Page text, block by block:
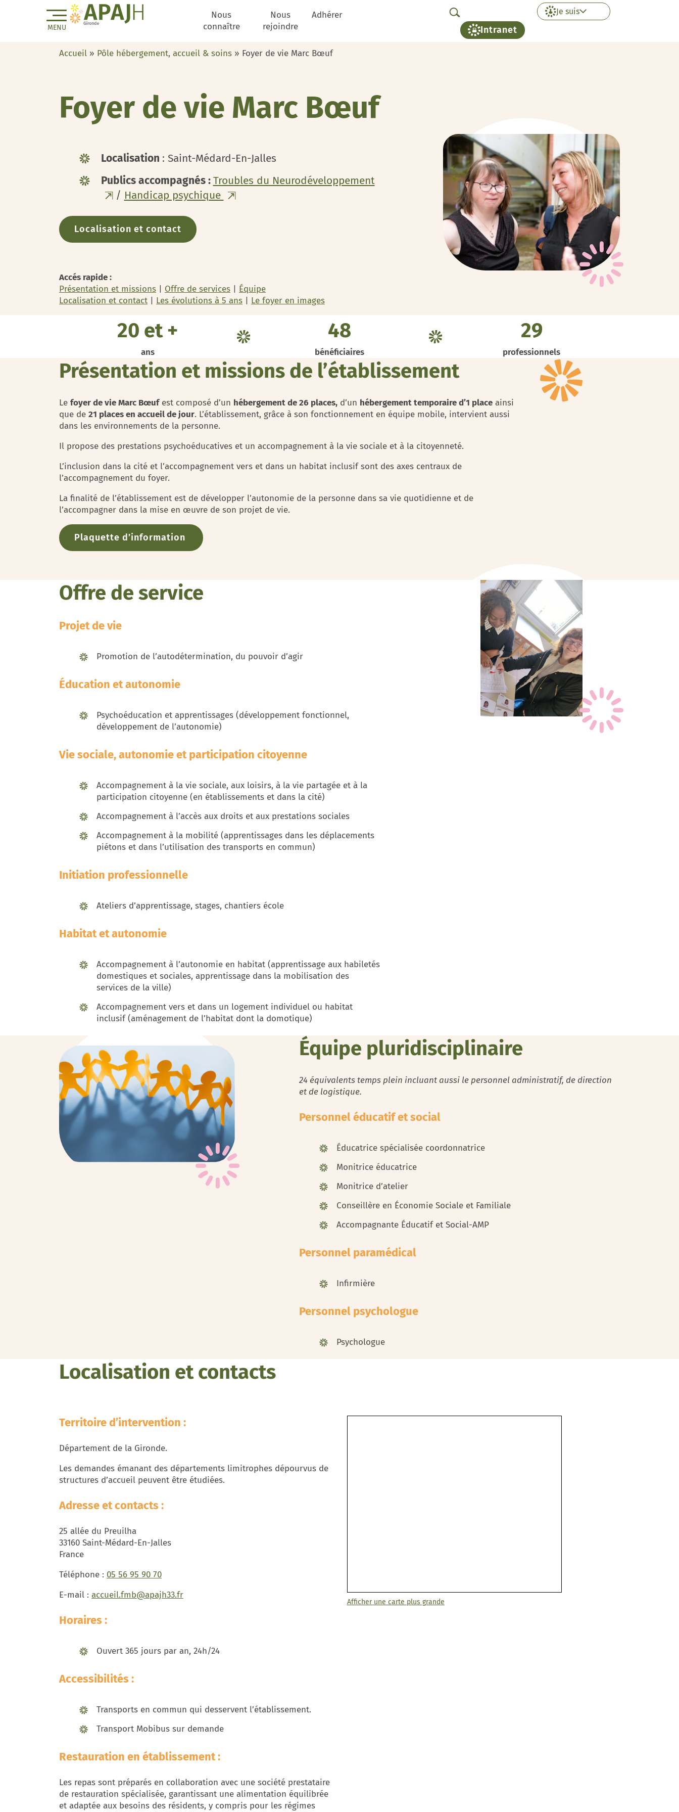
MENU
Nous
connaître
Nous
rejoindre
Adhérer Je suis
Intranet
Accueil » Pôle hébergement, accueil & soins » Foyer de vie Marc Bœuf
Foyer de vie Marc Bœuf
Localisation : Saint-Médard-En-Jalles
Publics accompagnés :Troubles du Neurodéveloppement
/ Handicap psychique
Localisation et contact
Accés rapide :
Présentation et missions
Offre de services
Équipe
Localisation et contact
Les évolutions à 5 ans Le foyer en images
20 et +
ans
48
bénéficiaires
29
professionnels
Présentation et missions de l’établissement
Le foyer de vie Marc Bœufest composé d’un hébergement de 26 places, d’un hébergement temporaire d’1 place ainsi
que de 21 places en accueil de jour. L’établissement, grâce à son fonctionnement en équipe mobile, intervient aussi
dans les environnements de la personne.
Il propose des prestations psychoéducatives et un accompagnement à la vie sociale et à la citoyenneté.
L’inclusion dans la cité et l’accompagnement vers et dans un habitat inclusif sont des axes centraux de
l’accompagnement du foyer.
La finalité de l’établissement est de développer l’autonomie de la personne dans sa vie quotidienne et de
l’accompagner dans la mise en œuvre de son projet de vie.
Plaquette d’information
Offre de service
Projet de vie
Promotion de l’autodétermination, du pouvoir d’agir
Éducation et autonomie
Psychoéducation et apprentissages (développement fonctionnel,
développement de l’autonomie)
Vie sociale, autonomie et participation citoyenne
Accompagnement à la vie sociale, aux loisirs, à la vie partagée et à la
participation citoyenne (en établissements et dans la cité)
Accompagnement à l’accès aux droits et aux prestations sociales
Accompagnement à la mobilité (apprentissages dans les déplacements
piétons et dans l’utilisation des transports en commun)
Initiation professionnelle
Ateliers d’apprentissage, stages, chantiers école
Habitat et autonomie
Accompagnement à l’autonomie en habitat (apprentissage aux habiletés
domestiques et sociales, apprentissage dans la mobilisation des
services de la ville)
Accompagnement vers et dans un logement individuel ou habitat
inclusif (aménagement de l’habitat dont la domotique)
Équipe pluridisciplinaire
24 équivalents temps plein incluant aussi le personnel administratif, de direction
et de logistique.
Personnel éducatif et social
Éducatrice spécialisée coordonnatrice
Monitrice éducatrice
Monitrice d’atelier
Conseillère en Économie Sociale et Familiale
Accompagnante Éducatif et Social-AMP
Personnel paramédical
Infirmière
Personnel psychologue
Psychologue
Localisation et contacts
Territoire d’intervention :
Département de la Gironde.
Les demandes émanant des départements limitrophes dépourvus de
structures d’accueil peuvent être étudiées.
Adresse et contacts :
25 allée du Preuilha
33160 Saint-Médard-En-Jalles
France
Téléphone : 05 56 95 90 70
E-mail : accueil.fmb@apajh33.fr
Horaires :
Ouvert 365 jours par an, 24h/24
Accessibilités :
Transports en commun qui desservent l’établissement.
Transport Mobibus sur demande
Restauration en établissement :
Les repas sont préparés en collaboration avec une société prestataire
de restauration spécialisée, garantissant une alimentation équilibrée
et adaptée aux besoins des résidents, y compris pour les régimes
Afficher une carte plus grande